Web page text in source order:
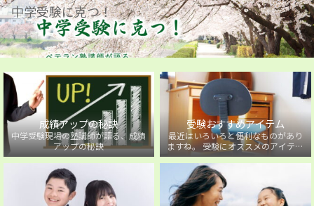
中学受験に克つ！
成績アップの秘訣
中学受験現場の塾講師が語る、成績
アップの秘訣
受験おすすめアイテム
最近はいろいろと便利なものがあり
ますね。 受験にオススメのアイテム
を紹介しています。